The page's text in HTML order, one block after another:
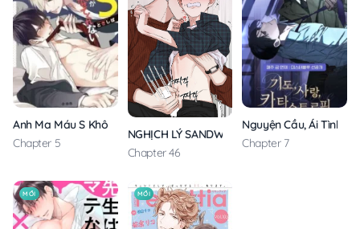
Anh Ma Máu S Không Cho Tôi Ngủ Yên
Chapter 5
NGHỊCH LÝ SANDWICH
Chapter 46
Nguyện Cầu, Ái Tình,
Chapter 7
MỚI MỚI